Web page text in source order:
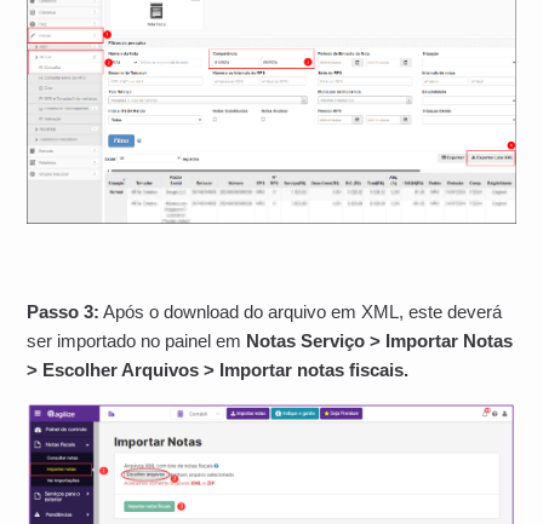
Passo 3: Após o download do arquivo em XML, este deverá
ser importado no painel em Notas Serviço > Importar Notas
> Escolher Arquivos > Importar notas fiscais.